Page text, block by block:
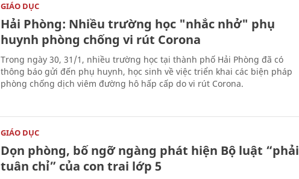
GIÁO DỤC
Hải Phòng: Nhiều trường học "nhắc nhở" phụ
huynh phòng chống vi rút Corona
Trong ngày 30, 31/1, nhiều trường học tại thành phố Hải Phòng đã có
thông báo gửi đến phụ huynh, học sinh về việc triển khai các biện pháp
phòng chống dịch viêm đường hô hấp cấp do vi rút Corona.
GIÁO DỤC
Dọn phòng, bố ngỡ ngàng phát hiện Bộ luật “phải
tuân chỉ” của con trai lớp 5